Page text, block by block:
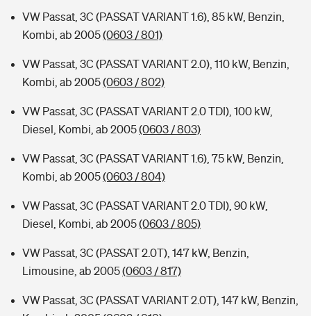
VW Passat, 3C (PASSAT VARIANT 1.6), 85 kW, Benzin,
Kombi, ab 2005(0603 / 801)
VW Passat, 3C (PASSAT VARIANT 2.0), 110 kW, Benzin,
Kombi, ab 2005(0603 / 802)
VW Passat, 3C (PASSAT VARIANT 2.0 TDI), 100 kW,
Diesel, Kombi, ab 2005(0603 / 803)
VW Passat, 3C (PASSAT VARIANT 1.6), 75 kW, Benzin,
Kombi, ab 2005(0603 / 804)
VW Passat, 3C (PASSAT VARIANT 2.0 TDI), 90 kW,
Diesel, Kombi, ab 2005(0603 / 805)
VW Passat, 3C (PASSAT 2.0T), 147 kW, Benzin,
Limousine, ab 2005(0603 / 817)
VW Passat, 3C (PASSAT VARIANT 2.0T), 147 kW, Benzin,